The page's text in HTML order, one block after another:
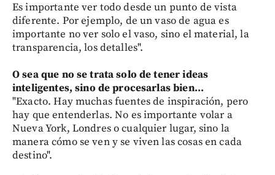
Es importante ver todo desde un punto de vista
diferente. Por ejemplo, de un vaso de agua es
importante no ver solo el vaso, sino el material, la
transparencia, los detalles".
O sea que no se trata solo de tener ideas
inteligentes, sino de procesarlas bien...
"Exacto. Hay muchas fuentes de inspiración, pero
hay que entenderlas. No es importante volar a
Nueva York, Londres o cualquier lugar, sino la
manera cómo se ven y se viven las cosas en cada
destino".